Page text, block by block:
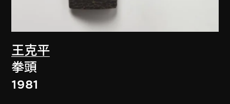
王克平
拳頭
1981